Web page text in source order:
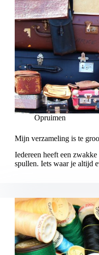
Opruimen
Mijn verzameling is te
Iedereen heeft een
spullen. Iets waar je altijd